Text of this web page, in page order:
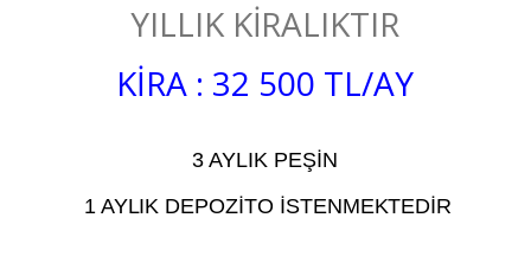
YILLIK KİRALIKTIR
KİRA : 32 500 TL/AY
3 AYLIK PEŞİN
1 AYLIK DEPOZİTO İSTENMEKTEDİR